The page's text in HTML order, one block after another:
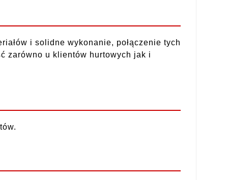
i solidne wykonanie, połączenie tych
zarówno u klientów hurtowych jak i